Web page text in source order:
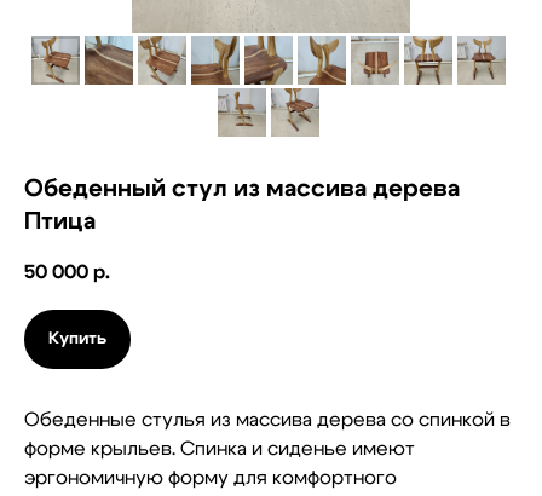
Обеденный стул из массива дерева
Птица
50 000 р.
Купить
Обеденные стулья из массива дерева со спинкой в
форме крыльев. Спинка и сиденье имеют
эргономичную форму для комфортного